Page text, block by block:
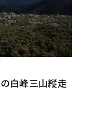
白峰三山縦走